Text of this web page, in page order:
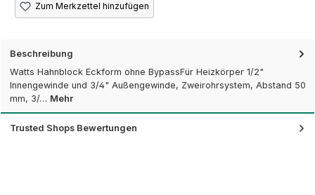
Zum Merkzettel hinzufügen
Beschreibung
Watts Hahnblock Eckform ohne BypassFür Heizkörper 1/2"
Innengewinde und 3/4" Außengewinde, Zweirohrsystem, Abstand 50
mm, 3/… Mehr
Trusted Shops Bewertungen